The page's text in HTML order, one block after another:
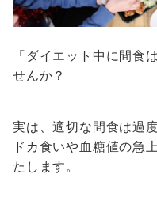
「ダイエット中に間食
せんか？
実は、適切な間食は過
ドカ食いや血糖値の急
たします。